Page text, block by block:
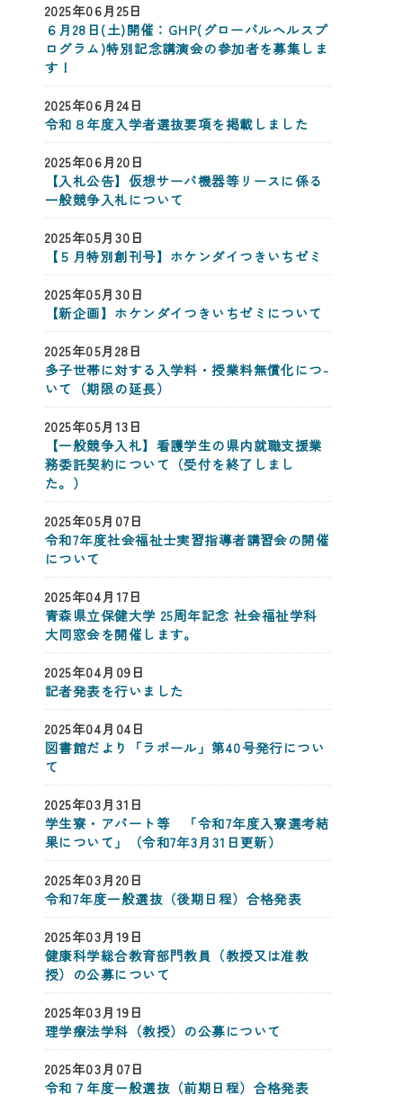
2025年06月25日
６月28日(土)開催：GHP(グローバルヘルスプ
ログラム)特別記念講演会の参加者を募集しま
す！
2025年06月24日
令和８年度入学者選抜要項を掲載しました
2025年06月20日
【入札公告】仮想サーバ機器等リースに係る
一般競争入札について
2025年05月30日
【５月特別創刊号】ホケンダイつきいちゼミ
2025年05月30日
【新企画】ホケンダイつきいちゼミについて
2025年05月28日
多子世帯に­対する入学­料・授業料­無償化につ­
いて（期限­の延長）
2025年05月13日
【一般競争入札】看護学生の県内就職支援業
務委託契約について（受付を終了しまし
た。）
2025年05月07日
令和7年度社会福祉士実習指導者講習会の開催
について
2025年04月17日
青森県立保健大学 25周年記念 社会福祉学科
大同窓会を開催します。
2025年04月09日
記者発表を行いました
2025年04月04日
図書館だより「ラポール」第40号発行につい
て
2025年03月31日
学生寮・アパート等 「令和7年度入寮選考結
果について」（令和7年3月31日更新）
2025年03月20日
令和7年度一般選抜（後期日程）合格発表
2025年03月19日
健康科学総合教育部門教員（教授又は准教
授）の公募について
2025年03月19日
理学療法学科（教授）の公募について
2025年03月07日
令和７年度一般選抜（前期日程）合格発表